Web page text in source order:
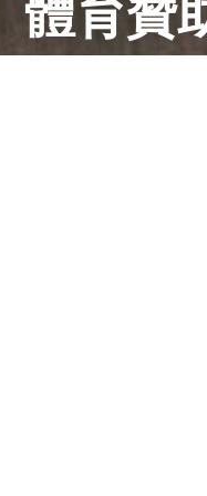
體育贊